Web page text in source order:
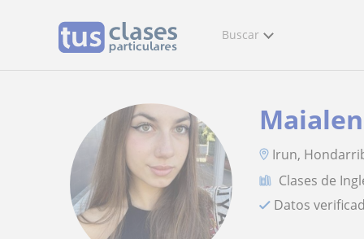
Buscar
Maialen
Irun,
Clases de
Datos